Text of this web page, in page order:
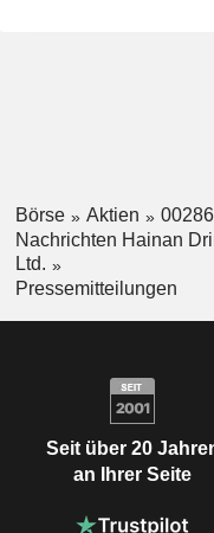
Börse Aktien
Nachrichten Hainan
Ltd.
Pressemitteilungen
Seit über 20
an Ihrer Seite